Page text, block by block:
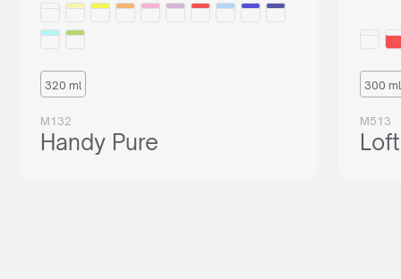
320 ml
M132
Handy Pure
300 ml
M513
Loft